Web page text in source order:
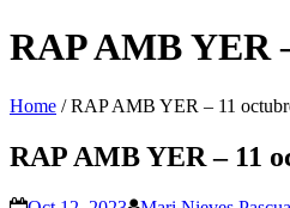
RAP AMB YER
Home /RAP AMB YER – 11
RAP AMB YER – 11